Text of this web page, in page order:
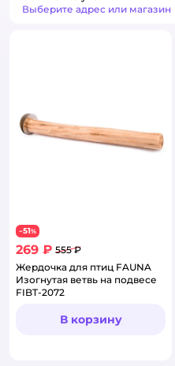
Выберите адрес или магазин
−51%
269 ₽ 555 ₽
Жердочка для птиц FAUNA
Изогнутая ветвь на подвесе
FIBT-2072
В корзину